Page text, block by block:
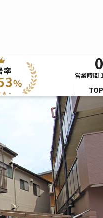
営業時間
TOP
スイ